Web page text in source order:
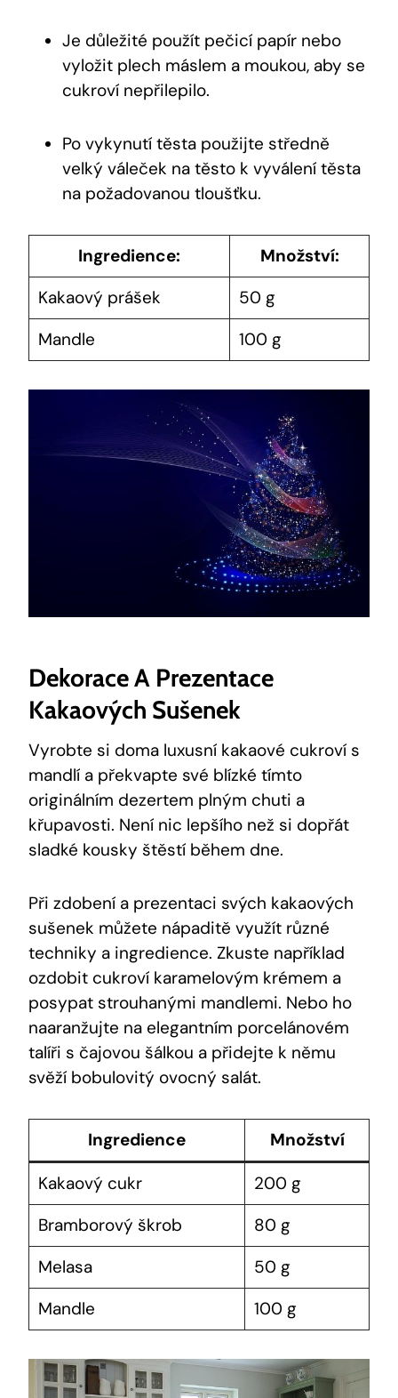
Je důležité použít pečicí papír‍ nebo‍
vyložit plech máslem a moukou, aby se
cukroví nepřilepilo.
Po ‍vykynutí těsta použijte středně
velký váleček ⁢na ‍těsto k vyválení těsta
na požadovanou ‌tloušťku.
Ingredience:
Množství:
Kakaový prášek
50 ​g
Mandle
100‌ g
Dekorace A Prezentace
Kakaových Sušenek
Vyrobte si doma luxusní kakaové cukroví s
mandlí ​a překvapte své blízké tímto
originálním dezertem plným chuti a
křupavosti. Není nic ⁣lepšího než si dopřát
sladké kousky štěstí během ​dne.
Při zdobení a prezentaci svých kakaových
sušenek můžete nápaditě využít⁢ různé
techniky a‌ ingredience. Zkuste například
ozdobit‍ cukroví karamelovým ‍krémem a
posypat strouhanými mandlemi. Nebo⁣ ho
naaranžujte na elegantním porcelánovém
talíři s ⁣čajovou šálkou a přidejte k němu
svěží​ bobulovitý​ ovocný salát.
Ingredience
Množství
Kakaový cukr
200 g
Bramborový škrob
80 g
Melasa
50 g
Mandle
100 ​g